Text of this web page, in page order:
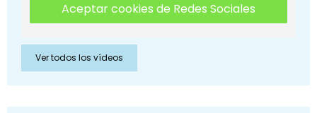
Aceptar cookies de Redes Sociales
Ver todos los vídeos